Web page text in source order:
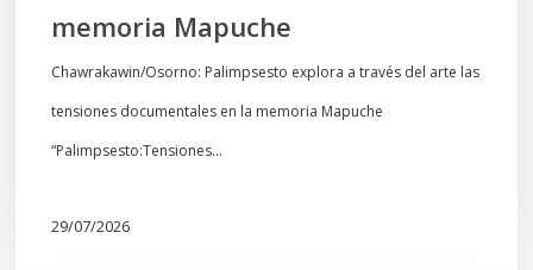
memoria Mapuche
Chawrakawin/Osorno: Palimpsesto explora a través del arte las
tensiones documentales en la memoria Mapuche
“Palimpsesto:Tensiones…
29/07/2026